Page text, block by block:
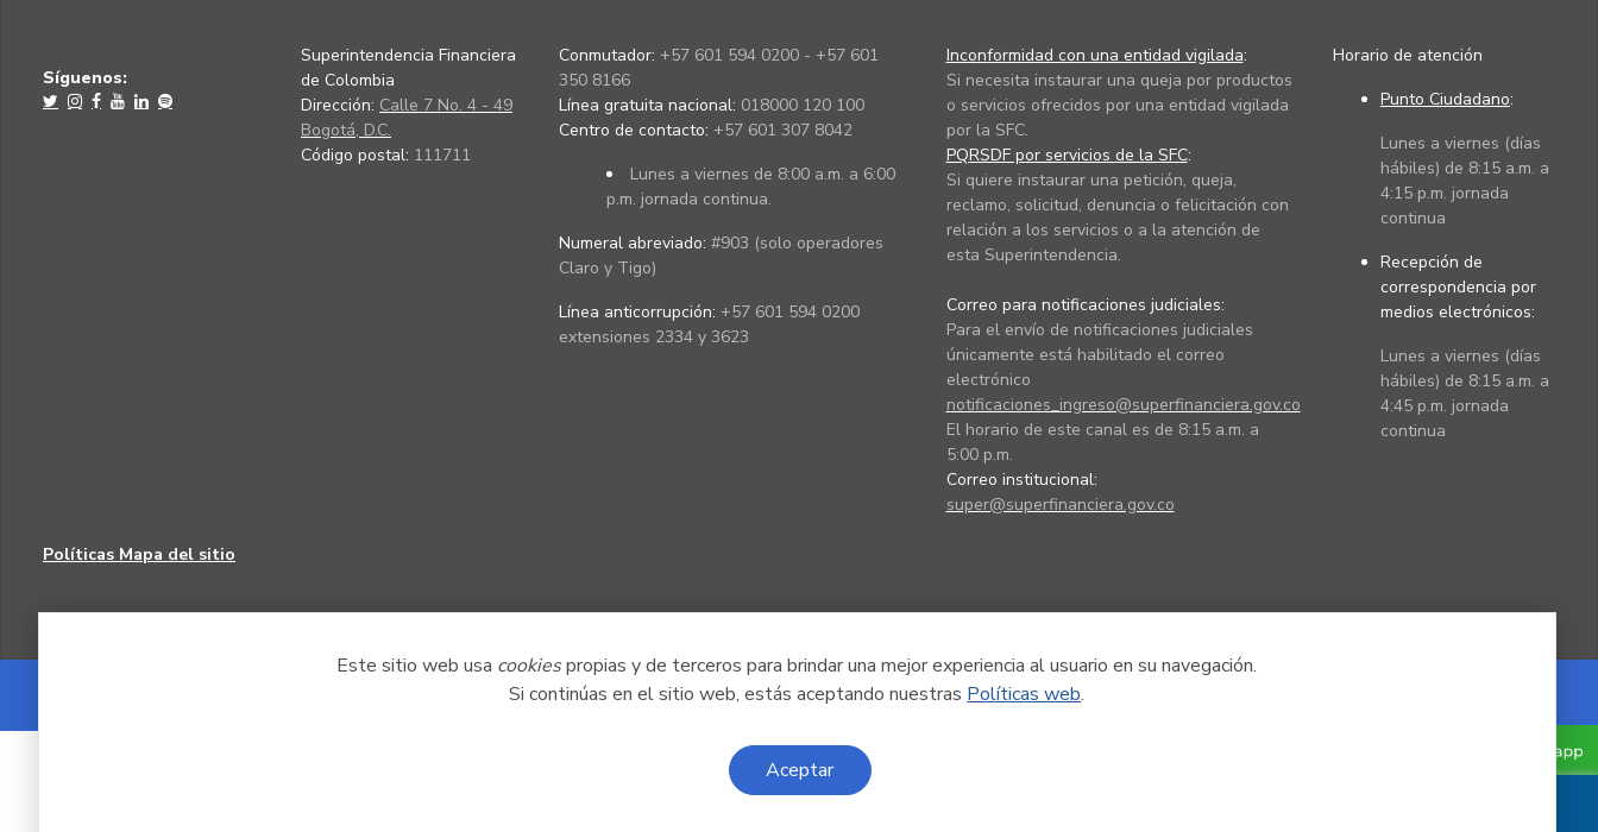
Este sitio web usa cookiespropias y de terceros para brindar una mejor experiencia al usuario en su navegación.
Si continúas en el sitio web, estás aceptando nuestras Políticas web.
Aceptar
Síguenos:
Superintendencia Financiera
de Colombia
Dirección: Calle 7 No. 4 - 49
Bogotá, D.C.
Código postal: 111711
Conmutador: +57 601 594 0200 - +57 601
350 8166
Línea gratuita nacional: 018000 120 100
Centro de contacto: +57 601 307 8042
Lunes a viernes de 8:00 a.m. a 6:00
p.m. jornada continua.
Numeral abreviado: #903 (solo operadores
Claro y Tigo)
Línea anticorrupción: +57 601 594 0200
extensiones 2334 y 3623
Inconformidad con una entidad vigilada:
Si necesita instaurar una queja por productos
o servicios ofrecidos por una entidad vigilada
por la SFC.
PQRSDF por servicios de la SFC:
Si quiere instaurar una petición, queja,
reclamo, solicitud, denuncia o felicitación con
relación a los servicios o a la atención de
esta Superintendencia.
Correo para notificaciones judiciales:
Para el envío de notificaciones judiciales
únicamente está habilitado el correo
electrónico
notificaciones_ingreso@superfinanciera.gov.co
El horario de este canal es de 8:15 a.m. a
5:00 p.m.
Correo institucional:
super@superfinanciera.gov.co
Horario de atención
Punto Ciudadano:
Lunes a viernes (días
hábiles) de 8:15 a.m. a
4:15 p.m. jornada
continua
Recepción de
correspondencia por
medios electrónicos:
Lunes a viernes (días
hábiles) de 8:15 a.m. a
4:45 p.m. jornada
continua
Políticas Mapa del sitio
Powered by Nexura